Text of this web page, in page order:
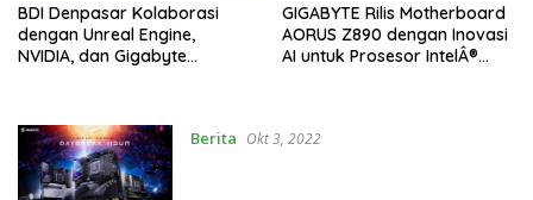
BDI Denpasar Kolaborasi
dengan Unreal Engine,
NVIDIA, dan Gigabyte
GIGABYTE Rilis Motherboard
AORUS Z890 dengan Inovasi
AI untuk Prosesor IntelÂ®
Berita Okt 3, 2022